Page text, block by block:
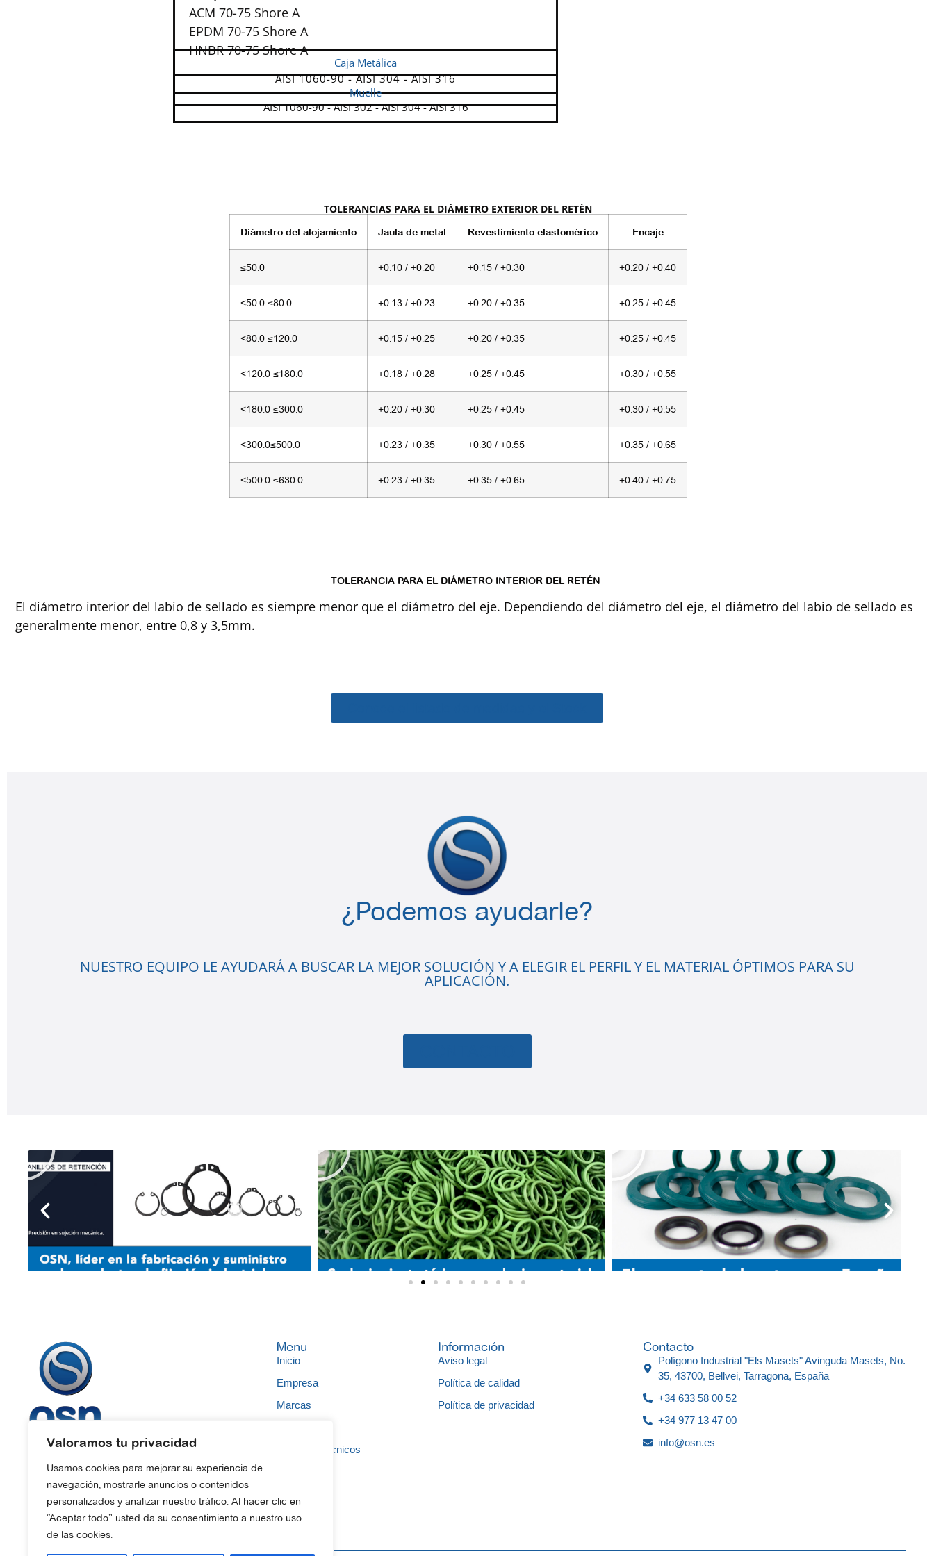
Valoramos tu privacidad
Usamos cookies para mejorar su experiencia de
navegación, mostrarle anuncios o contenidos
personalizados y analizar nuestro tráfico. Al hacer clic en
“Aceptar todo” usted da su consentimiento a nuestro uso
de las cookies.
ACM 70-75 Shore A
EPDM 70-75 Shore A
HNBR 70-75 Shore A
Caja Metálica
AISI 1060-90 - AISI 304 - AISI 316
Muelle
AISI 1060-90 - AISI 302 - AISI 304 - AISI 316
TOLERANCIAS PARA EL DIÁMETRO EXTERIOR DEL RETÉN
Diámetro del alojamiento Jaula de metal Revestimiento elastomérico Encaje
≤50.0 +0.10 / +0.20 +0.15 / +0.30 +0.20 / +0.40
<50.0 ≤80.0 +0.13 / +0.23 +0.20 / +0.35 +0.25 / +0.45
<80.0 ≤120.0 +0.15 / +0.25 +0.20 / +0.35 +0.25 / +0.45
<120.0 ≤180.0 +0.18 / +0.28 +0.25 / +0.45 +0.30 / +0.55
<180.0 ≤300.0 +0.20 / +0.30 +0.25 / +0.45 +0.30 / +0.55
<300.0≤500.0 +0.23 / +0.35 +0.30 / +0.55 +0.35 / +0.65
<500.0 ≤630.0 +0.23 / +0.35 +0.35 / +0.65 +0.40 / +0.75
TOLERANCIA PARA EL DIÁMETRO INTERIOR DEL RETÉN
El diámetro interior del labio de sellado es siempre menor que el diámetro del eje. Dependiendo del diámetro del eje, el diámetro del labio de sellado es
generalmente menor, entre 0,8 y 3,5mm.
¿Podemos ayudarle?
NUESTRO EQUIPO LE AYUDARÁ A BUSCAR LA MEJOR SOLUCIÓN Y A ELEGIR EL PERFIL Y EL MATERIAL ÓPTIMOS PARA SU
APLICACIÓN.
Ofrecemos soluciones en suministros
fijación y transmisión.
Menu
Inicio
Empresa
Marcas
Consejos técnicos
Información
Aviso legal
Política de calidad
Política de privacidad
Contacto
Polígono Industrial "Els Masets" Avinguda Masets, No.
35, 43700, Bellvei, Tarragona, España
+34 633 58 00 52
+34 977 13 47 00
info@osn.es